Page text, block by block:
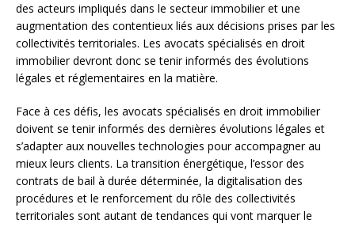
des acteurs impliqués dans le secteur immobilier et une
augmentation des contentieux liés aux décisions prises par les
collectivités territoriales. Les avocats spécialisés en droit
immobilier devront donc se tenir informés des évolutions
légales et réglementaires en la matière.
Face à ces défis, les avocats spécialisés en droit immobilier
doivent se tenir informés des dernières évolutions légales et
s’adapter aux nouvelles technologies pour accompagner au
mieux leurs clients. La transition énergétique, l’essor des
contrats de bail à durée déterminée, la digitalisation des
procédures et le renforcement du rôle des collectivités
territoriales sont autant de tendances qui vont marquer le